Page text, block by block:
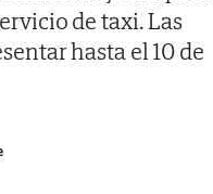
de taxi. Las
hasta el 10 de